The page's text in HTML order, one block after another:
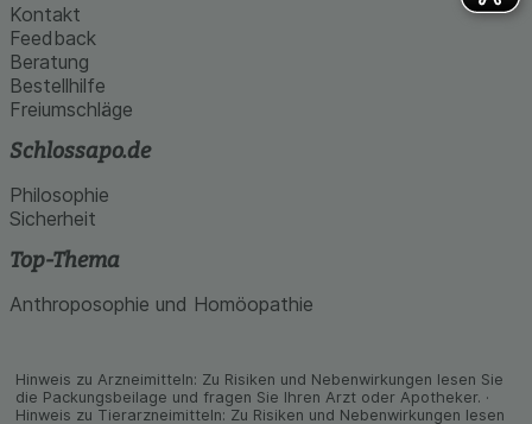
Kontakt
Feedback
Beratung
Bestellhilfe
Freiumschläge
Schlossapo.de
Philosophie
Sicherheit
Top-Thema
Anthroposophie und Homöopathie
Hinweis zu Arzneimitteln: Zu Risiken und Neben­wirkungen lesen Sie
die Packungs­beilage und fragen Sie Ihren Arzt oder Apo­theker. ·
Hinweis zu Tier­arz­nei­mitteln: Zu Risiken und Neben­wirkungen lesen